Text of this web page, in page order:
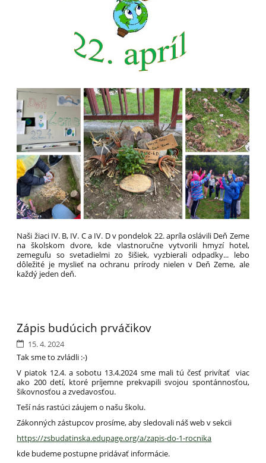
Naši žiaci IV. B, IV. C a IV. D v pondelok 22. apríla oslávili Deň Zeme
na školskom dvore, kde vlastnoručne vytvorili hmyzí hotel,
zemeguľu so svetadielmi zo šišiek, vyzbierali odpadky... lebo
dôležité je myslieť na ochranu prírody nielen v Deň Zeme, ale
každý jeden deň.
Zápis budúcich prváčikov
15. 4. 2024
Tak sme to zvládli :-)
V piatok 12.4. a sobotu 13.4.2024 sme mali tú česť privítať viac
ako 200 detí, ktoré príjemne prekvapili svojou spontánnosťou,
šikovnosťou a zvedavosťou.
Teší nás rastúci záujem o našu školu.
Zákonných zástupcov prosíme, aby sledovali náš web v sekcii
https://zsbudatinska.edupage.org/a/zapis-do-1-rocnika
kde budeme postupne pridávať informácie.